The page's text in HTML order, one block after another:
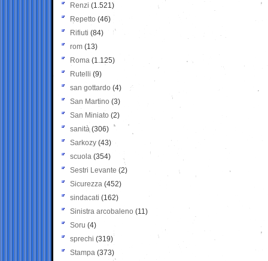
Renzi (1.521)
Repetto (46)
Rifiuti (84)
rom (13)
Roma (1.125)
Rutelli (9)
san gottardo (4)
San Martino (3)
San Miniato (2)
sanità (306)
Sarkozy (43)
scuola (354)
Sestri Levante (2)
Sicurezza (452)
sindacati (162)
Sinistra arcobaleno (11)
Soru (4)
sprechi (319)
Stampa (373)